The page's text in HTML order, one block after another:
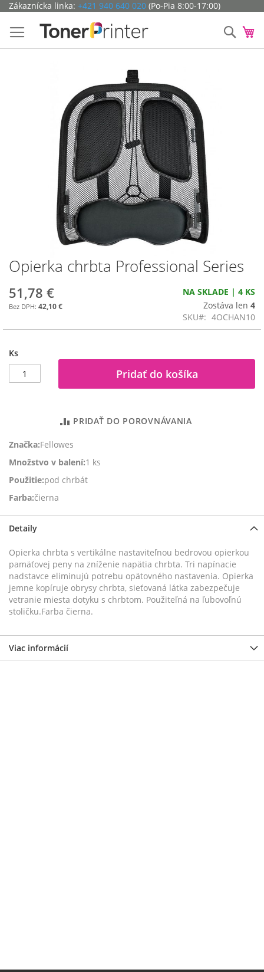
Preskočiť
obsah
Zákaznícka linka: +421 940 640 020 (Po-Pia 8:00-17:00)
Opierka chrbta Professional Series
51,78 €
42,10 €
NA SKLADE | 4 KS
Zostáva len 4
SKU
4OCHAN10
Ks
Pridať do košíka
PRIDAŤ DO POROVNÁVANIA
Značka:Fellowes
Množstvo v balení:1 ks
Použitie:pod chrbát
Farba:čierna
Preskočiť
na
začiatok
galérie
obrázkov
Detaily
Opierka chrbta s vertikálne nastaviteľnou bedrovou opierkou
pamäťovej peny na zníženie napätia chrbta. Tri napínacie
nadstavce eliminujú potrebu opätovného nastavenia. Opierka
jemne kopíruje obrysy chrbta, sieťovaná látka zabezpečuje
vetranie miesta dotyku s chrbtom. Použiteľná na ľubovoľnú
stoličku.Farba čierna.
Viac informácií